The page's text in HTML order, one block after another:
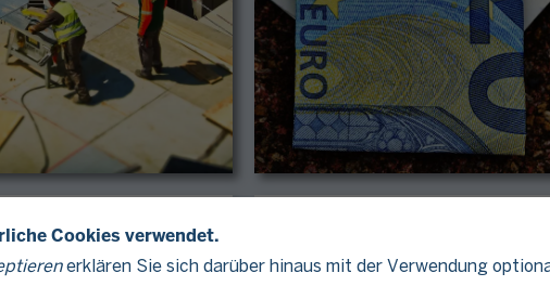
Cookies verwendet.
erklären Sie sich darüber hinaus mit der Verwendung